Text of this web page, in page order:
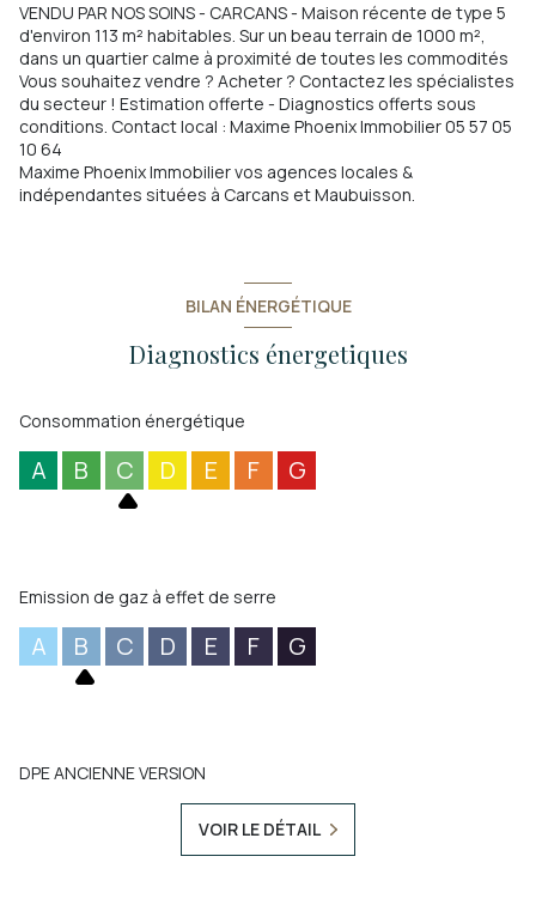
VENDU PAR NOS SOINS - CARCANS - Maison récente de type 5
d'environ 113 m² habitables. Sur un beau terrain de 1000 m²,
dans un quartier calme à proximité de toutes les commodités
Vous souhaitez vendre ? Acheter ? Contactez les spécialistes
du secteur ! Estimation offerte - Diagnostics offerts sous
conditions. Contact local : Maxime Phoenix Immobilier 05 57 05
10 64
Maxime Phoenix Immobilier vos agences locales &
indépendantes situées à Carcans et Maubuisson.
BILAN ÉNERGÉTIQUE
Diagnostics énergetiques
Consommation énergétique
A B C D E F G
Emission de gaz à effet de serre
A B C D E F G
DPE ANCIENNE VERSION
VOIR LE DÉTAIL